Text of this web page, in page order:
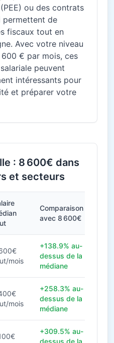
ou des contrats
permettent de
fiscaux tout en
Avec votre niveau
€ par mois, ces
peuvent
intéressants pour
et préparer votre
: 8 600€ dans
et secteurs
Comparaison
avec 8 600€
mois
+138.9% au-
dessus de la
médiane
mois
+258.3% au-
dessus de la
médiane
+309.5% au-
dessus de la